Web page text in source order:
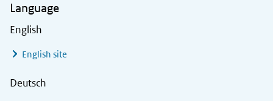
Language
English
English site
Deutsch